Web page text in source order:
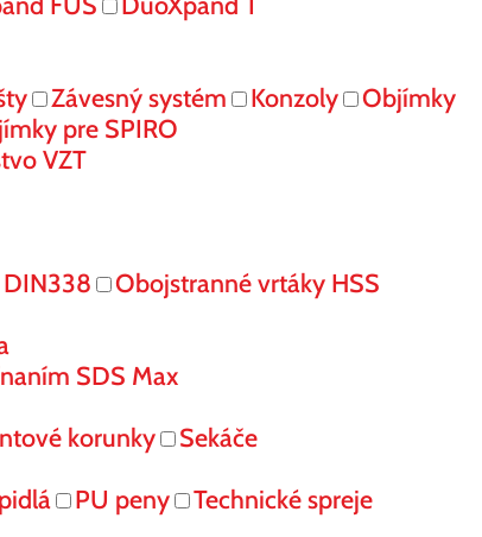
Závesný systém Konzoly
Objímky
pre SPIRO
VZT
Obojstranné vrtáky HSS
SDS Max
korunky
Sekáče
PU peny
Technické spreje